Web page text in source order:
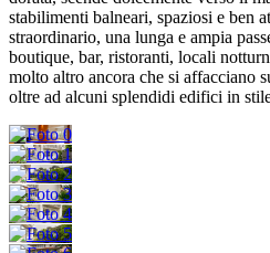
stabilimenti balneari, spaziosi e ben
straordinario, una lunga e ampia
boutique, bar, ristoranti, locali
molto altro ancora che si affacciano
oltre ad alcuni splendidi edifici in